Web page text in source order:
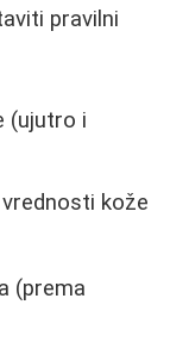
pravilni
(ujutro i
kože
(prema